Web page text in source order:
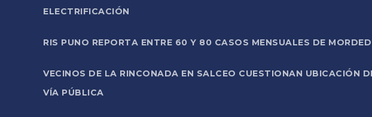
ELECTRIFICACIÓN
RIS PUNO REPORTA ENTRE 60 Y 80 CASOS MENSUALES DE
VECINOS DE LA RINCONADA EN SALCEO CUESTIONAN UBICACIÓN
VÍA PÚBLICA